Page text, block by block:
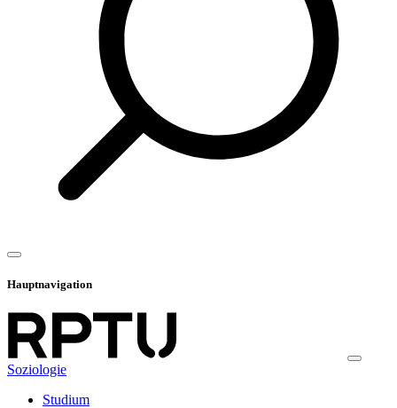
Hauptnavigation
Soziologie
Studium